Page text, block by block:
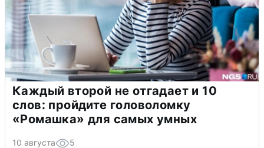
Каждый второй не отгадает и 10
слов: пройдите головоломку
«Ромашка» для самых умных
10 августа 5